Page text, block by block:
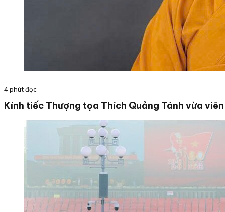
4 phút đọc
Kính tiếc Thượng tọa Thích Quảng Tánh vừa